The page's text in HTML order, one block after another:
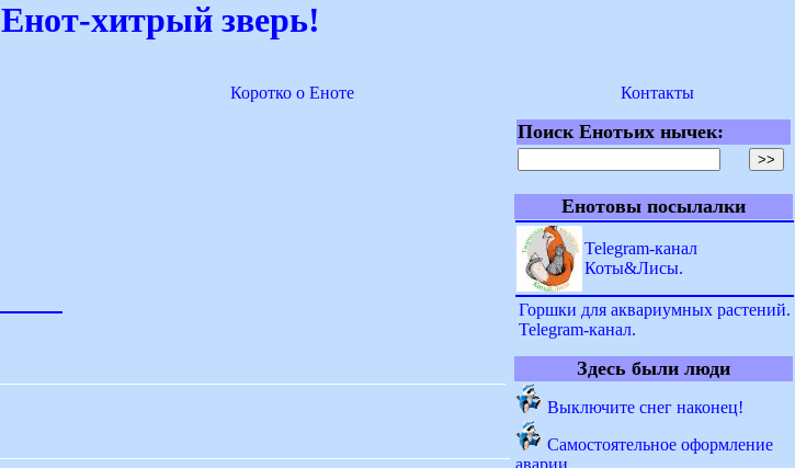
Енот-хитрый зверь!
Коротко о Еноте Контакты
Поиск Енотьих нычек:
Енотовы посылалки
Telegram-канал
Коты&Лисы.
Горшки для аквариумных растений.
Telegram-канал.
Здесь были люди
Выключите снег наконец!
Самостоятельное оформление
аварии